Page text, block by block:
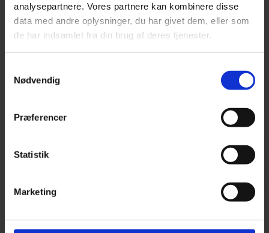
analysepartnere. Vores partnere kan kombinere disse
data med andre oplysninger, du har givet dem, eller som
de har indsamlet fra din brug af deres tjenester.
Nødvendig
Præferencer
Statistik
Marketing
panel.